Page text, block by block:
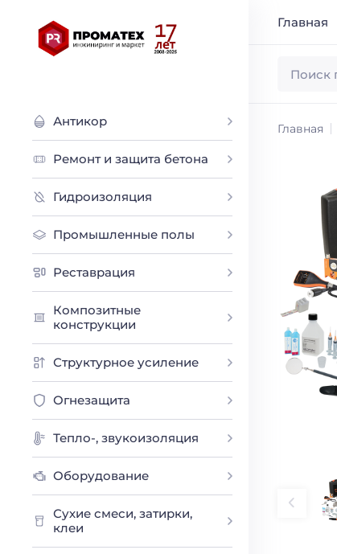
Главная
Главная
Антикор
Ремонт и защита бетона
Гидроизоляция
Промышленные полы
Реставрация
Композитные
конструкции
Структурное усиление
Огнезащита
Тепло-, звукоизоляция
Оборудование
Сухие смеси, затирки,
клеи